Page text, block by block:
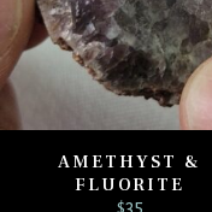
AMETHYST &
FLUORITE
$35